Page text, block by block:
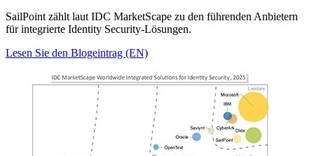
SailPoint zählt laut IDC MarketScape zu den führenden Anbietern
für integrierte Identity Security‑Lösungen.
Lesen Sie den Blogeintrag (EN)